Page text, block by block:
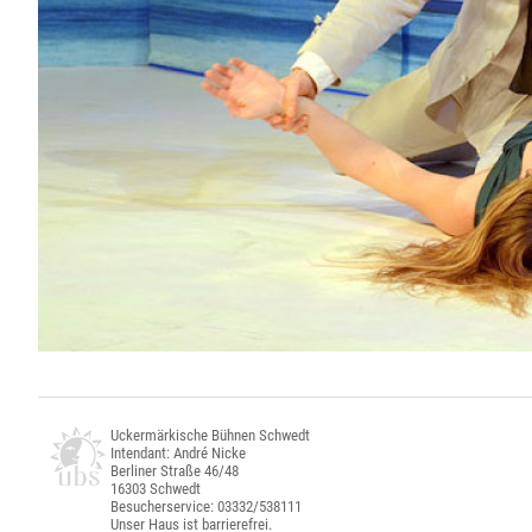
Uckermärkische Bühnen Schwedt
Intendant: André Nicke
Berliner Straße 46/48
16303 Schwedt
Besucherservice: 03332/538111
Unser Haus ist barrierefrei.